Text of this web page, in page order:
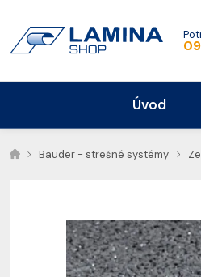
Úvod
Bauder - strešné systémy